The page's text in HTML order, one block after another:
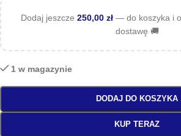
Dodaj jeszcze 250,00 zł — do koszyka i
dostawę 🚚
1 w magazynie
DODAJ DO KOSZYKA
KUP TERAZ